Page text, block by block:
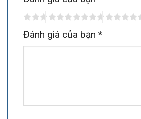
Đánh giá của bạn *